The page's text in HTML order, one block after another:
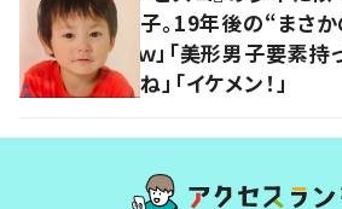
子。19年後の“まさ
ｗ」「美形男子要素
ね」「イケメン！」